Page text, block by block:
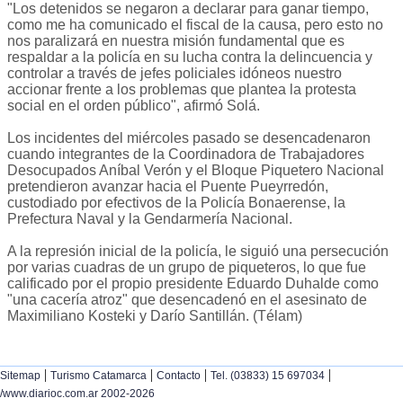
"Los detenidos se negaron a declarar para ganar tiempo,
como me ha comunicado el fiscal de la causa, pero esto no
nos paralizará en nuestra misión fundamental que es
respaldar a la policía en su lucha contra la delincuencia y
controlar a través de jefes policiales idóneos nuestro
accionar frente a los problemas que plantea la protesta
social en el orden público", afirmó Solá.
Los incidentes del miércoles pasado se desencadenaron
cuando integrantes de la Coordinadora de Trabajadores
Desocupados Aníbal Verón y el Bloque Piquetero Nacional
pretendieron avanzar hacia el Puente Pueyrredón,
custodiado por efectivos de la Policía Bonaerense, la
Prefectura Naval y la Gendarmería Nacional.
A la represión inicial de la policía, le siguió una persecución
por varias cuadras de un grupo de piqueteros, lo que fue
calificado por el propio presidente Eduardo Duhalde como
"una cacería atroz" que desencadenó en el asesinato de
Maximiliano Kosteki y Darío Santillán. (Télam)
Sitemap | Turismo Catamarca | Contacto | Tel. (03833) 15 697034 |
/www.diarioc.com.ar 2002-2026